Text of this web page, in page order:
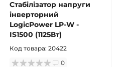
Стабілізатор напруги
інверторний
LogicPower LP-W -
IS1500 (1125Вт)
Код товара: 20422
0